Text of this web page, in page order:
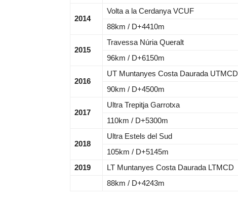
2014
Volta a la Cerdanya VCUF
88km / D+4410m
2015
Travessa Núria Queralt
96km / D+6150m
2016
UT Muntanyes Costa Daurada UTMCD
90km / D+4500m
2017
Ultra Trepitja Garrotxa
110km / D+5300m
2018
Ultra Estels del Sud
105km / D+5145m
2019
LT Muntanyes Costa Daurada LTMCD
88km / D+4243m